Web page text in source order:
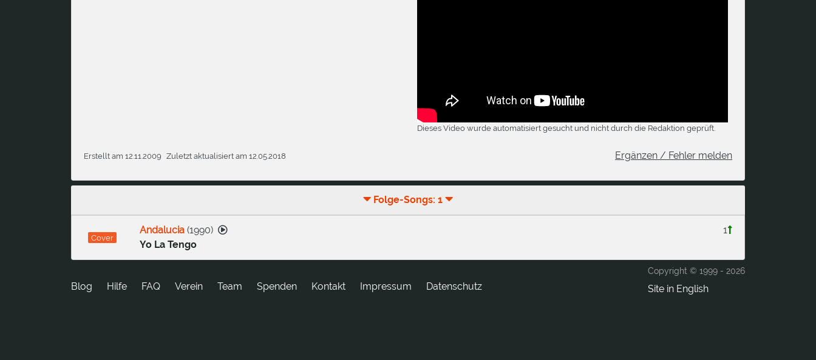
Dieses Video wurde automatisiert gesucht und nicht durch die Redaktion geprüft.
Erstellt am 12.11.2009 Zuletzt aktualisiert am 12.05.2018 Ergänzen / Fehler melden
Folge-Songs: 1
Cover
1
Andalucia(1990)
Yo La Tengo
Copyright © 1999 - 2026
Site in English
Blog Hilfe FAQ Verein Team Spenden tkatnoK Impressum Datenschutz